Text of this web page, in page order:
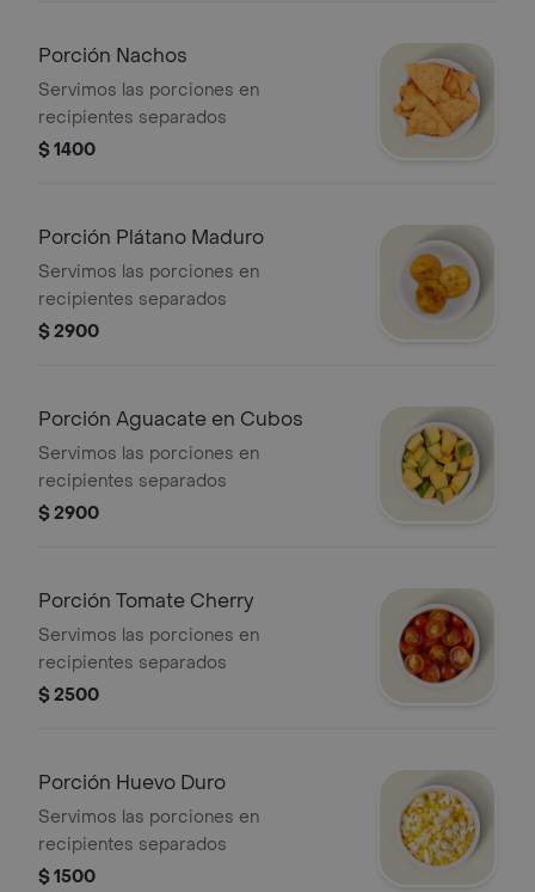
Porción Nachos
Servimos las porciones en
recipientes separados
$ 1400
Porción Plátano Maduro
Servimos las porciones en
recipientes separados
$ 2900
Porción Aguacate en Cubos
Servimos las porciones en
recipientes separados
$ 2900
Porción Tomate Cherry
Servimos las porciones en
recipientes separados
$ 2500
Porción Huevo Duro
Servimos las porciones en
recipientes separados
$ 1500